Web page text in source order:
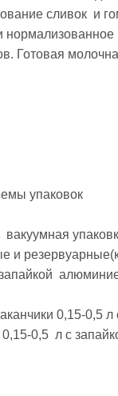
сливок  и
Готовая
и
запайкой